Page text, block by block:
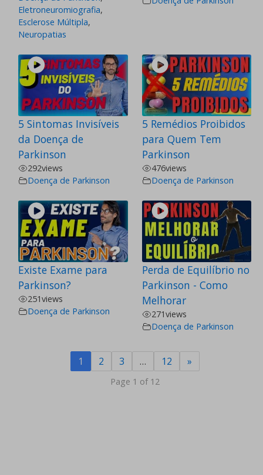
Eletroneuromiografia,
Esclerose Múltipla,
Neuropatias
5 Sintomas Invisíveis
da Doença de
Parkinson
292views
Doença de Parkinson
5 Remédios Proibidos
para Quem Tem
Parkinson
476views
Doença de Parkinson
Existe Exame para
Parkinson?
251views
Doença de Parkinson
Perda de Equilíbrio no
Parkinson - Como
Melhorar
271views
Doença de Parkinson
1 2 3 … 12 »
Page 1 of 12